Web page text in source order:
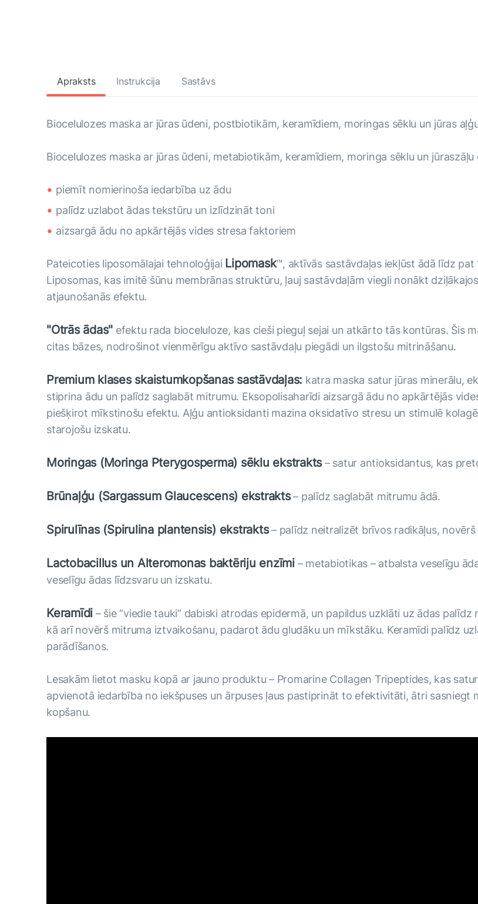
Apraksts Instrukcija Sastāvs
Biocelulozes maska ​​ar jūras ūdeni, postbiotikām, keramīdiem, moringas sēklu un jūras
Biocelulozes maska ​​ar jūras ūdeni, metabiotikām, keramīdiem, moringa sēklu un
piemīt nomierinoša iedarbība uz ādu
palīdz uzlabot ādas tekstūru un izlīdzināt toni
aizsargā ādu no apkārtējās vides stresa faktoriem
Pateicoties liposomālajai tehnoloģijai Lipomask™, aktīvās sastāvdaļas iekļūst ādā līdz
Liposomas, kas imitē šūnu membrānas struktūru, ļauj sastāvdaļām viegli nonākt
atjaunošanās efektu.
"Otrās ādas" efektu rada bioceluloze, kas cieši pieguļ sejai un atkārto tās kontūras. Šis
citas bāzes, nodrošinot vienmērīgu aktīvo sastāvdaļu piegādi un ilgstošu mitrināšanu.
Premium klases skaistumkopšanas sastāvdaļas: katra maska satur jūras minerālu,
stiprina ādu un palīdz saglabāt mitrumu. Eksopolisaharīdi aizsargā ādu no apkārtējās
piešķirot mīkstinošu efektu. Aļģu antioksidanti mazina oksidatīvo stresu un stimulē
starojošu izskatu.
Moringas (Moringa Pterygosperma) sēklu ekstrakts– satur antioksidantus, kas
Brūnaļģu (Sargassum Glaucescens) ekstrakts– palīdz saglabāt mitrumu ādā.
Spirulīnas (Spirulina plantensis) ekstrakts– palīdz neitralizēt brīvos radikāļus,
Lactobacillus un Alteromonas baktēriju enzīmi– metabiotikas – atbalsta veselīgu
veselīgu ādas līdzsvaru un izskatu.
Keramīdi – šie “viedie tauki” dabiski atrodas epidermā, un papildus uzklāti uz ādas
kā arī novērš mitruma iztvaikošanu, padarot ādu gludāku un mīkstāku. Keramīdi palīdz
parādīšanos.
Lesakām lietot masku kopā ar jauno produktu – Promarine Collagen Tripeptides, kas
apvienotā iedarbība no iekšpuses un ārpuses ļaus pastiprināt to efektivitāti, ātri
kopšanu.